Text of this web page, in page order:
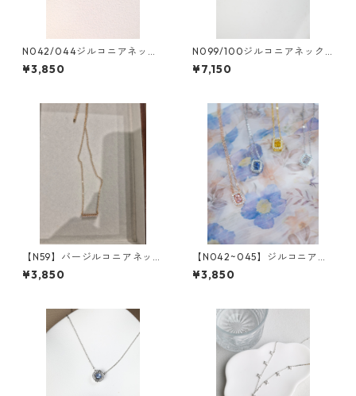
N042/044ジルコニアネック
レス
¥3,850
N099/100ジルコニアネック
レス
¥7,150
【N59】バージルコニアネック
レス
¥3,850
【N042~045】ジルコニアス
ピカピカ クエアボックスネ
ックレス（4colors)*SinSin
¥3,850